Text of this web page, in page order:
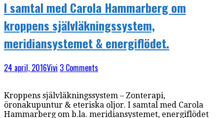
I samtal med Carola Hammarberg om
kroppens självläkningssystem,
meridiansystemet & energiflödet.
24 april, 2016Vivi 3 Comments
Kroppens självläkningssystem – Zonterapi,
öronakupuntur & eteriska oljor. I samtal med Carola
Hammarberg om b.la. meridiansystemet, energiflödet